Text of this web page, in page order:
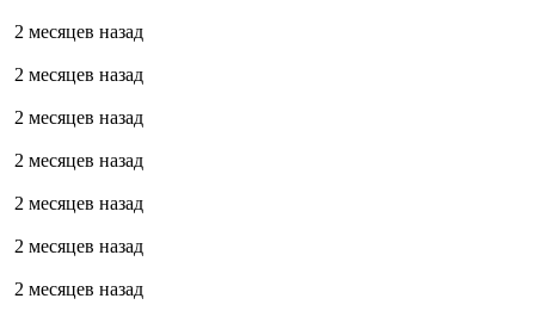
2 месяцев назад
2 месяцев назад
2 месяцев назад
2 месяцев назад
2 месяцев назад
2 месяцев назад
2 месяцев назад